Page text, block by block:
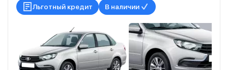
Льготный кредит В наличии